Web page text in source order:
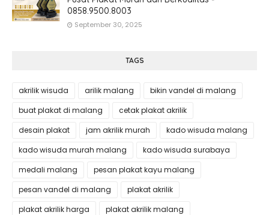
0858.9500.8003
September 30, 2025
TAGS
akrilik wisuda arilik malang
bikin vandel di malang
buat plakat di malang
cetak plakat akrilik
desain plakat
jam akrilik murah
kado wisuda malang
kado wisuda murah malang
kado wisuda surabaya
medali malang
pesan plakat kayu malang
pesan vandel di malang
plakat akrilik
plakat akrilik harga
plakat akrilik malang